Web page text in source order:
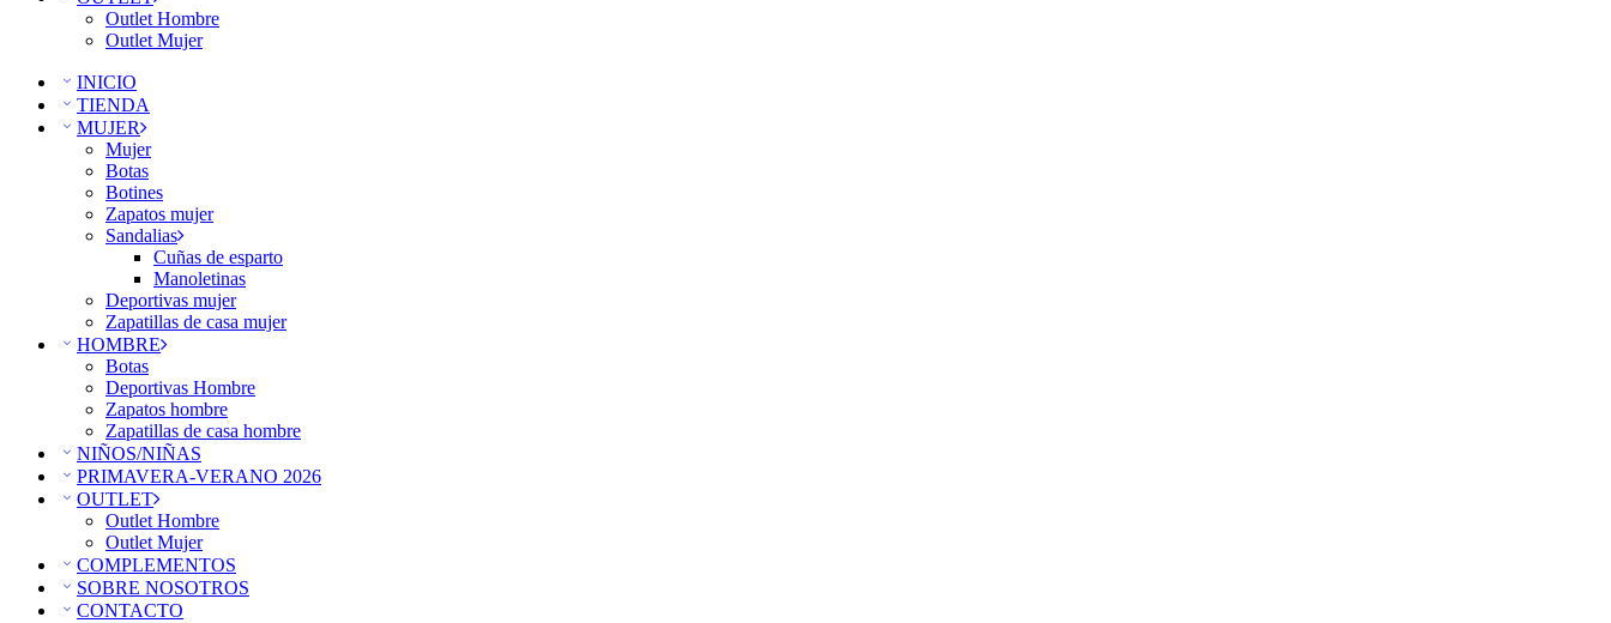
Outlet Hombre
Outlet Mujer
INICIO
TIENDA
MUJER
Mujer
Botas
Botines
Zapatos mujer
Sandalias
Cuñas de esparto
Manoletinas
Deportivas mujer
Zapatillas de casa mujer
HOMBRE
Botas
Deportivas Hombre
Zapatos hombre
Zapatillas de casa hombre
NIÑOS/NIÑAS
PRIMAVERA-VERANO 2026
OUTLET
Outlet Hombre
Outlet Mujer
COMPLEMENTOS
SOBRE NOSOTROS
CONTACTO